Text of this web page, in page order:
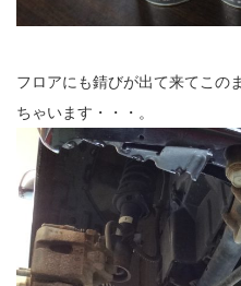
フロアにも錆びが出て来てこの
ちゃいます・・・。